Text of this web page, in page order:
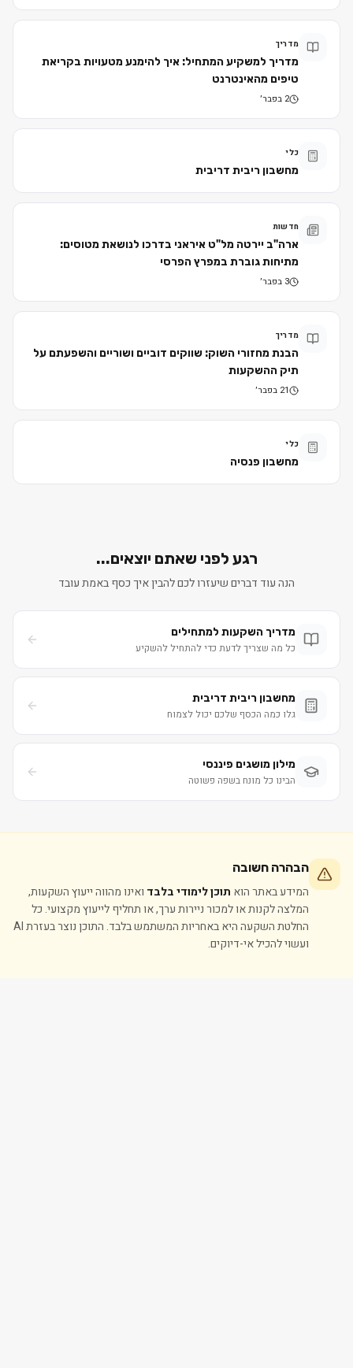
מדריך
מדריך למשקיע המתחיל: איך להימנע מטעויות בקריאת
טיפים מהאינטרנט
2 בפבר׳
כלי
מחשבון ריבית דריבית
חדשות
ארה"ב יירטה מל"ט איראני בדרכו לנושאת מטוסים:
מתיחות גוברת במפרץ הפרסי
3 בפבר׳
מדריך
הבנת מחזורי השוק: שווקים דוביים ושוריים והשפעתם על
תיק ההשקעות
21 בפבר׳
כלי
מחשבון פנסיה
רגע לפני שאתם יוצאים...
הנה עוד דברים שיעזרו לכם להבין איך כסף באמת עובד
מדריך השקעות למתחילים
כל מה שצריך לדעת כדי להתחיל להשקיע
מחשבון ריבית דריבית
גלו כמה הכסף שלכם יכול לצמוח
מילון מושגים פיננסי
הבינו כל מונח בשפה פשוטה
הבהרה חשובה
המידע באתר הוא תוכן לימודי בלבד ואינו מהווה ייעוץ השקעות,
המלצה לקנות או למכור ניירות ערך, או תחליף לייעוץ מקצועי. כל
החלטת השקעה היא באחריות המשתמש בלבד. התוכן נוצר בעזרת AI
ועשוי להכיל אי-דיוקים.